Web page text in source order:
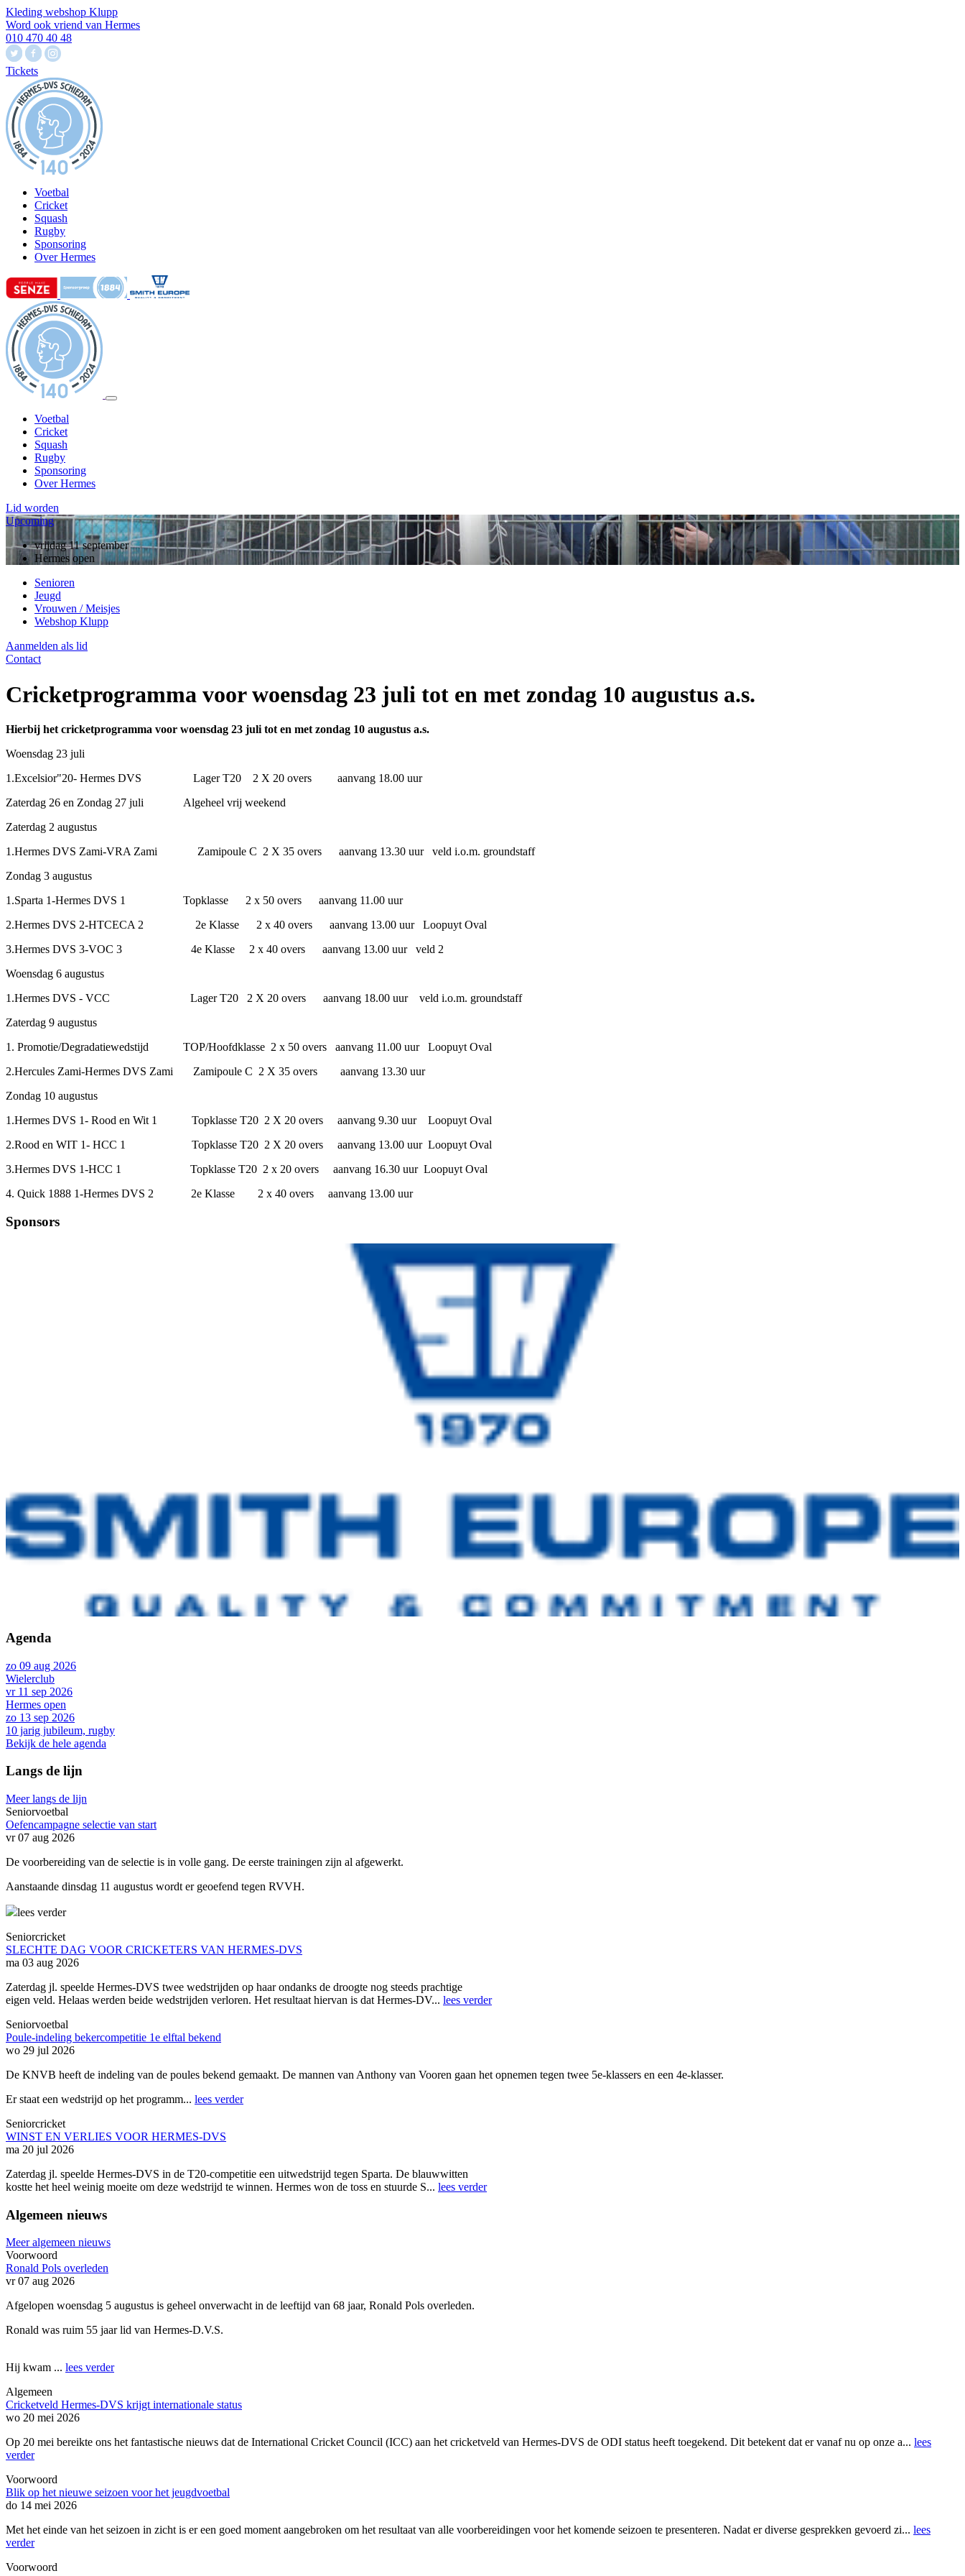
Kleding webshop Klupp
Word ook vriend van Hermes
010 470 40 48
Tickets
Voetbal
Cricket
Squash
Rugby
Sponsoring
Over Hermes
Voetbal
Cricket
Squash
Rugby
Sponsoring
Over Hermes
Lid worden
Upcoming
zondag 13 september
10 jarig jubileum, rugby
vrijdag 11 september
Hermes open
Senioren
Jeugd
Vrouwen / Meisjes
Webshop Klupp
Aanmelden als lid
Contact
Cricketprogramma voor woensdag 23 juli tot en met zondag 10 augustus a.s.
Hierbij het cricketprogramma voor woensdag 23 juli tot en met zondag 10 augustus a.s.
Woensdag 23 juli
1.Excelsior"20- Hermes DVS Lager T20 2 X 20 overs aanvang 18.00 uur
Zaterdag 26 en Zondag 27 juli Algeheel vrij weekend
Zaterdag 2 augustus
1.Hermes DVS Zami-VRA Zami Zamipoule C 2 X 35 overs aanvang 13.30 uur veld i.o.m. groundstaff
Zondag 3 augustus
1.Sparta 1-Hermes DVS 1 Topklasse 2 x 50 overs aanvang 11.00 uur
2.Hermes DVS 2-HTCECA 2 2e Klasse 2 x 40 overs aanvang 13.00 uur Loopuyt Oval
3.Hermes DVS 3-VOC 3 4e Klasse 2 x 40 overs aanvang 13.00 uur veld 2
Woensdag 6 augustus
1.Hermes DVS - VCC Lager T20 2 X 20 overs aanvang 18.00 uur veld i.o.m. groundstaff
Zaterdag 9 augustus
1. Promotie/Degradatiewedstijd TOP/Hoofdklasse 2 x 50 overs aanvang 11.00 uur Loopuyt Oval
2.Hercules Zami-Hermes DVS Zami Zamipoule C 2 X 35 overs aanvang 13.30 uur
Zondag 10 augustus
1.Hermes DVS 1- Rood en Wit 1 Topklasse T20 2 X 20 overs aanvang 9.30 uur Loopuyt Oval
2.Rood en WIT 1- HCC 1 Topklasse T20 2 X 20 overs aanvang 13.00 uur Loopuyt Oval
3.Hermes DVS 1-HCC 1 Topklasse T20 2 x 20 overs aanvang 16.30 uur Loopuyt Oval
4. Quick 1888 1-Hermes DVS 2 2e Klasse 2 x 40 overs aanvang 13.00 uur
Sponsors
Agenda
zo 09 aug 2026
Wielerclub
vr 11 sep 2026
Hermes open
zo 13 sep 2026
10 jarig jubileum, rugby
Bekijk de hele agenda
Langs de lijn
Meer langs de lijn
Seniorvoetbal
Oefencampagne selectie van start
vr 07 aug 2026
De voorbereiding van de selectie is in volle gang. De eerste trainingen zijn al afgewerkt.
Aanstaande dinsdag 11 augustus wordt er geoefend tegen RVVH.
lees verder
Seniorcricket
SLECHTE DAG VOOR CRICKETERS VAN HERMES-DVS
ma 03 aug 2026
Zaterdag jl. speelde Hermes-DVS twee wedstrijden op haar ondanks de droogte nog steeds prachtige
eigen veld. Helaas werden beide wedstrijden verloren. Het resultaat hiervan is dat Hermes-DV... lees verder
Seniorvoetbal
Poule-indeling bekercompetitie 1e elftal bekend
wo 29 jul 2026
De KNVB heeft de indeling van de poules bekend gemaakt. De mannen van Anthony van Vooren gaan het opnemen tegen twee 5e-klassers en een 4e-klasser.
Er staat een wedstrijd op het programm... lees verder
Seniorcricket
WINST EN VERLIES VOOR HERMES-DVS
ma 20 jul 2026
Zaterdag jl. speelde Hermes-DVS in de T20-competitie een uitwedstrijd tegen Sparta. De blauwwitten
kostte het heel weinig moeite om deze wedstrijd te winnen. Hermes won de toss en stuurde S... lees verder
Algemeen nieuws
Meer algemeen nieuws
Voorwoord
Ronald Pols overleden
vr 07 aug 2026
Afgelopen woensdag 5 augustus is geheel onverwacht in de leeftijd van 68 jaar, Ronald Pols overleden.
Ronald was ruim 55 jaar lid van Hermes-D.V.S.
Hij kwam ... lees verder
Algemeen
Cricketveld Hermes-DVS krijgt internationale status
wo 20 mei 2026
Op 20 mei bereikte ons het fantastische nieuws dat de International Cricket Council (ICC) aan het cricketveld van Hermes-DVS de ODI status heeft toegekend. Dit betekent dat er vanaf nu op onze a... lees
verder
Voorwoord
Blik op het nieuwe seizoen voor het jeugdvoetbal
do 14 mei 2026
Met het einde van het seizoen in zicht is er een goed moment aangebroken om het resultaat van alle voorbereidingen voor het komende seizoen te presenteren. Nadat er diverse gesprekken gevoerd zi... lees
verder
Voorwoord